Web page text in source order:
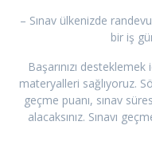
– Sınav ülkenizde
bir iş
Başarınızı desteklemek
materyalleri sağlıyoruz.
geçme puanı, sınav
alacaksınız. Sınavı